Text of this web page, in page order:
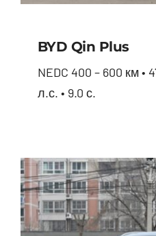
BYD Qin Plus
NEDC 400 – 600 км •
л.с. • 9.0 с.